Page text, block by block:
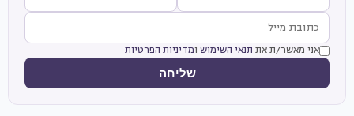
אני מאשר/ת את תנאי השימוש ומדיניות הפרטיות
שליחה